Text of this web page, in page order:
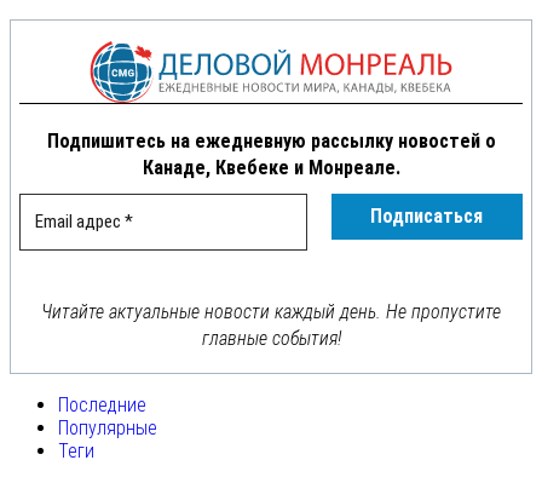
Подпишитесь на ежедневную рассылку новостей о
Канаде, Квебеке и Монреале.
Читайте актуальные новости каждый день. Не пропустите
главные события!
Последние
Популярные
Теги